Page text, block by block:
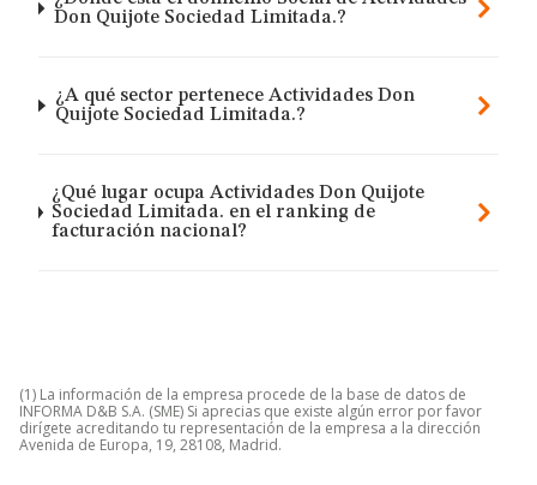
Don Quijote Sociedad Limitada.?
¿A qué sector pertenece Actividades Don
Quijote Sociedad Limitada.?
¿Qué lugar ocupa Actividades Don Quijote
Sociedad Limitada. en el ranking de
facturación nacional?
(1) La información de la empresa procede de la base de datos de
INFORMA D&B S.A. (SME) Si aprecias que existe algún error por favor
dirígete acreditando tu representación de la empresa a la dirección
Avenida de Europa, 19, 28108, Madrid.